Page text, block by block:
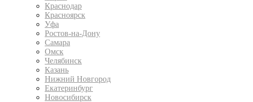
Краснодар
Красноярск
Уфа
Ростов-на-Дону
Самара
Омск
Челябинск
Казань
Нижний Новгород
Екатеринбург
Новосибирск